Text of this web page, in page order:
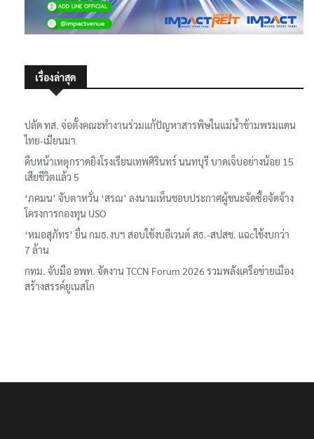
เรื่องล่าสุด
ปลัด ทส. จ่อตั้งคณะทำงานร่วมแก้ปัญหาสารพิษในแม่น้ำข้ามพรมแดน
ไทย-เมียนมา
คืบหน้าเหตุกราดยิงโรงเรียนเทพศิรินทร์ นนทบุรี บาดเจ็บอย่างน้อย 15
เสียชีวิตแล้ว 5
‘ภคมน’ จับตาหวั่น ‘สรณ’ ลงนามเห็นชอบประกาศผู้ชนะจัดซื้อจัดจ้าง
โครงการกองทุน USO
‘หมอสุภัทร’ ยื่น กมธ.งบฯ สอบใช้งบอีเวนต์ สธ.-สปสช. แฉcใช้งบกว่า
7 ล้าน
กทม. จับมือ อพท. จัดงาน TCCN Forum 2026 รวมพลังเครือข่ายเมือง
สร้างสรรค์ยูเนสโก